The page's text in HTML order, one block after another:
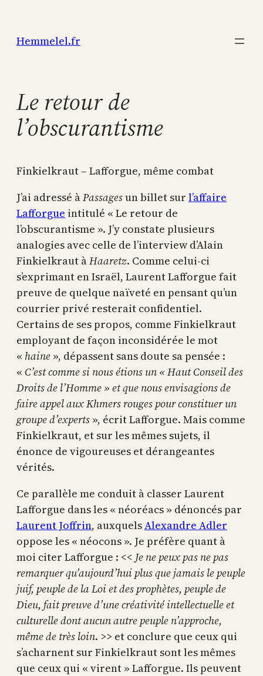
contenu
Hemmelel.fr
Le retour de
l’obscurantisme
Finkielkraut – Lafforgue, même combat
J’ai adressé àPassagesun billet sur l’affaire
Lafforgue intitulé « Le retour de
l’obscurantisme ». J’y constate plusieurs
analogies avec celle de l’interview d’Alain
Finkielkraut àHaaretz. Comme celui-ci
s’exprimant en Israël, Laurent Lafforgue fait
preuve de quelque naïveté en pensant qu’un
courrier privé resterait confidentiel.
Certains de ses propos, comme Finkielkraut
employant de façon inconsidérée le mot
« haine », dépassent sans doute sa pensée :
« C’est comme si nous étions un « Haut Conseil des
Droits de l’Homme » et que nous envisagions de
faire appel aux Khmers rouges pour constituer un
groupe d’experts », écrit Lafforgue. Mais comme
Finkielkraut, et sur les mêmes sujets, il
énonce de vigoureuses et dérangeantes
vérités.
Ce parallèle me conduit à classer Laurent
Lafforgue dans les « néoréacs » dénoncés par
Laurent Joffrin, auxquelsAlexandre Adler
oppose les « néocons ». Je préfère quant à
moi citer Lafforgue : << Je ne peux pas ne pas
remarquer qu’aujourd’hui plus que jamais le peuple
juif, peuple de la Loi et des prophètes, peuple de
Dieu, fait preuve d’une créativité intellectuelle et
culturelle dont aucun autre peuple n’approche,
même de très loin. >> et conclure que ceux qui
s’acharnent sur Finkielkraut sont les mêmes
que ceux qui « virent » Lafforgue. Ils peuvent